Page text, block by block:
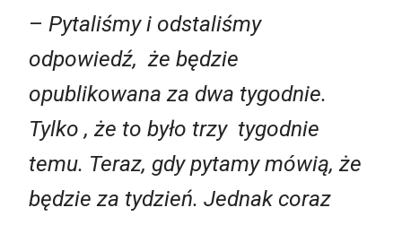
– Pytaliśmy i odstaliśmy
odpowiedź, że będzie
opublikowana za dwa tygodnie.
Tylko , że to było trzy tygodnie
temu. Teraz, gdy pytamy mówią, że
będzie za tydzień. Jednak coraz